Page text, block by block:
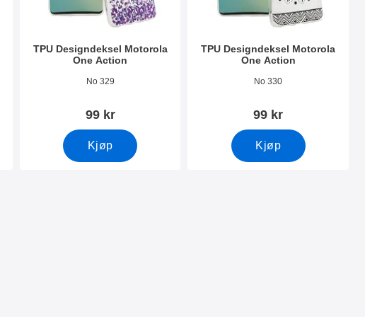
TPU Designdeksel Motorola
One Action
Varenummer 33227
No 329
99 kr
Kjøp
TPU Designdeksel Motorola
One Action
Varenummer 33226
No 330
99 kr
Kjøp